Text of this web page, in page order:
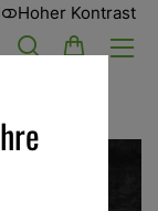
Hoher Kontrast